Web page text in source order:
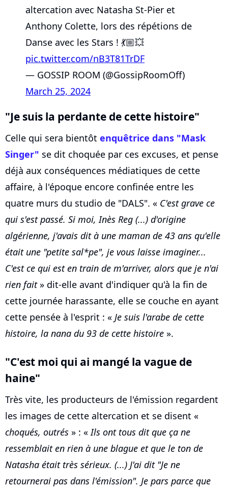
altercation avec Natasha St-Pier et
Anthony Colette, lors des répétions de
Danse avec les Stars ! 💃🏼💥
pic.twitter.com/nB3T81TrDF
— GOSSIP ROOM (@GossipRoomOff)
March 25, 2024
"Je suis la perdante de cette histoire"
Celle qui sera bientôt enquêtrice dans "Mask
Singer" se dit choquée par ces excuses, et pense
déjà aux conséquences médiatiques de cette
affaire, à l'époque encore confinée entre les
quatre murs du studio de "DALS". « C'est grave ce
qui s'est passé. Si moi, Inès Reg (...) d'origine
algérienne, j'avais dit à une maman de 43 ans qu'elle
était une "petite sal*pe", je vous laisse imaginer...
C'est ce qui est en train de m'arriver, alors que je n'ai
rien fait» dit-elle avant d'indiquer qu'à la fin de
cette journée harassante, elle se couche en ayant
cette pensée à l'esprit : « Je suis l'arabe de cette
histoire, la nana du 93 de cette histoire ».
"C'est moi qui ai mangé la vague de
haine"
Très vite, les producteurs de l'émission regardent
les images de cette altercation et se disent «
choqués, outrés » : «Ils ont tous dit que ça ne
ressemblait en rien à une blague et que le ton de
Natasha était très sérieux. (...) J'ai dit "Je ne
retournerai pas dans l'émission". Je pars parce que